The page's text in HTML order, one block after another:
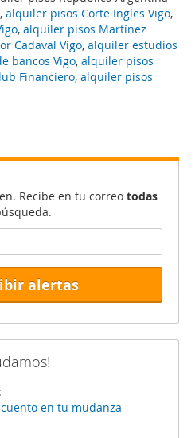
, alquiler pisos Corte Ingles Vigo,
, alquiler pisos Martínez
Cadaval Vigo, alquiler estudios
bancos Vigo, alquiler pisos
Financiero, alquiler pisos
Recibe en tu correo todas
alertas
:
en tu mudanza